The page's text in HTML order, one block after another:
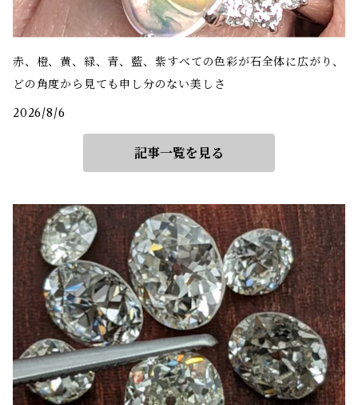
赤、橙、黄、緑、青、藍、紫――すべての色彩が石全体に広がり、
どの角度から見ても申し分のない美しさ
2026/8/6
記事一覧を見る